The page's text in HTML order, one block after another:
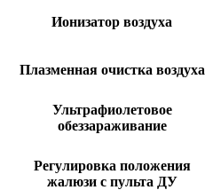
Ионизатор воздуха
Плазменная очистка воздуха
Ультрафиолетовое
обеззараживание
Регулировка положения
жалюзи с пульта ДУ